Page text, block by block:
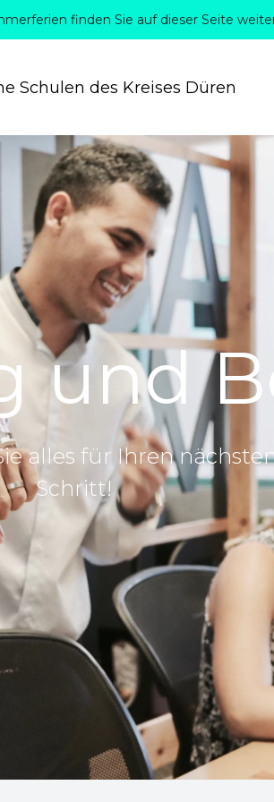
finden Sie auf dieser Seite
Schulen des Kreises Düren
und
alles für Ihren
Schritt!